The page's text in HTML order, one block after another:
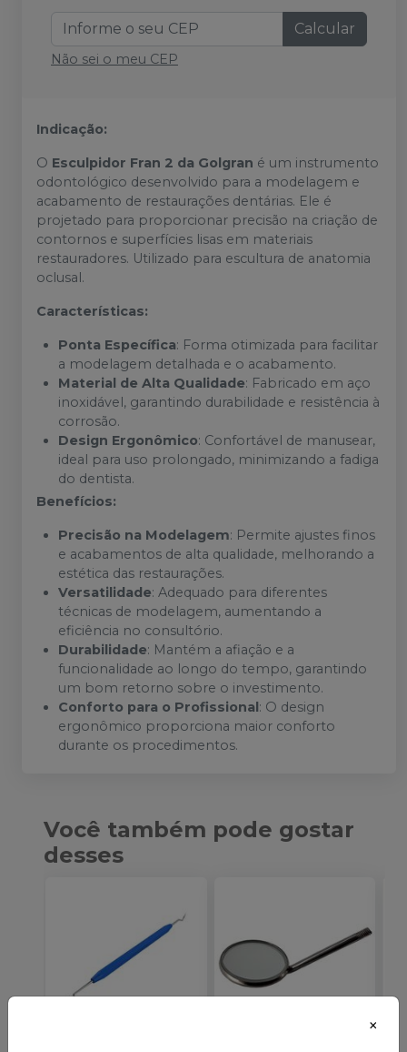
Calcular
Não sei o meu CEP
Indicação:
O Esculpidor Fran 2 da Golgran é um instrumento
odontológico desenvolvido para a modelagem e
acabamento de restaurações dentárias. Ele é
projetado para proporcionar precisão na criação de
contornos e superfícies lisas em materiais
restauradores. Utilizado para escultura de anatomia
oclusal.
Características:
Ponta Específica: Forma otimizada para facilitar
a modelagem detalhada e o acabamento.
Material de Alta Qualidade: Fabricado em aço
inoxidável, garantindo durabilidade e resistência à
corrosão.
Design Ergonômico: Confortável de manusear,
ideal para uso prolongado, minimizando a fadiga
do dentista.
Benefícios:
Precisão na Modelagem: Permite ajustes finos
e acabamentos de alta qualidade, melhorando a
estética das restaurações.
Versatilidade: Adequado para diferentes
técnicas de modelagem, aumentando a
eficiência no consultório.
Durabilidade: Mantém a afiação e a
funcionalidade ao longo do tempo, garantindo
um bom retorno sobre o investimento.
Conforto para o Profissional: O design
ergonômico proporciona maior conforto
durante os procedimentos.
Você também pode gostar
desses
×